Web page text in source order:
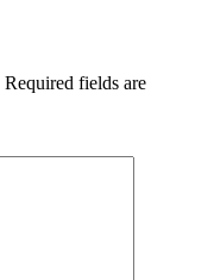
Required fields are